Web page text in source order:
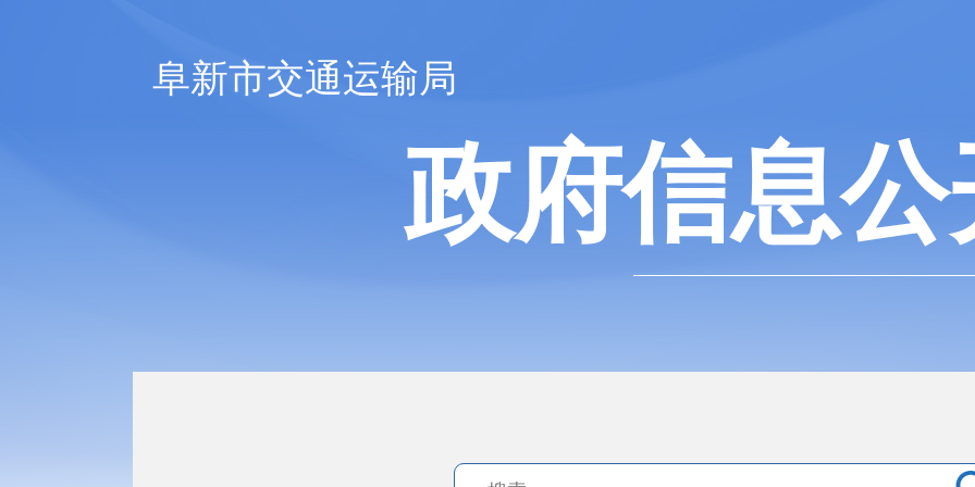
阜新市交通运输局
政府信息公